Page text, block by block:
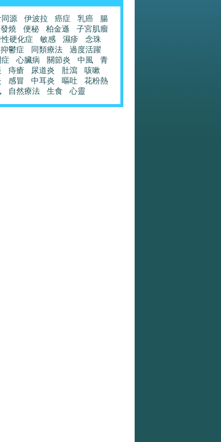
源 伊波拉 癌症 乳癌
腸
發燒
便秘 柏金遜
子宮肌瘤
硬化症
敏感 濕疹
念珠
抑鬱症
同類療法
過度活躍
心臟病 關節炎 中風
青
痔瘡 尿道炎 肚瀉
咳嗽
感冒 中耳炎 嘔吐
花粉熱
自然療法 生食 心靈